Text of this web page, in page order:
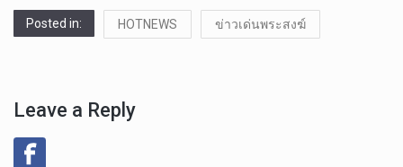
Posted in: HOTNEWS ข่าวเด่นพระสงฆ์
Leave a Reply